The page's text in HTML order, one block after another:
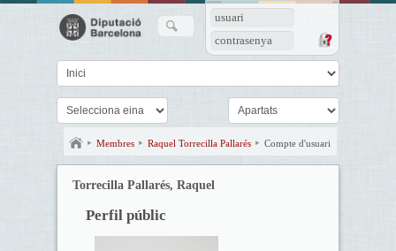
usuari
contrasenya
Membres Raquel Torrecilla Pallarés Compte d'usuari
Torrecilla Pallarés, Raquel
Perfil públic